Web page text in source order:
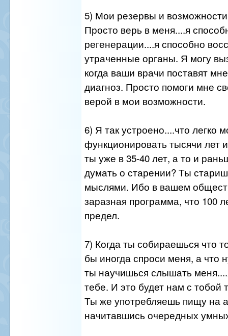
5) Мои резервы и
Просто верь в меня....я
регенерации....я способно
утраченные органы. Я могу
когда ваши врачи поставят
диагноз. Просто помоги мне
верой в мои возможности.
6) Я так устроено....что легко
функционировать тысячи лет
ты уже в 35-40 лет, а то и
думать о старении? Ты
мыслями. Ибо в вашем
заразная программа, что 100
предел.
7) Когда ты собираешься что
бы иногда спроси меня, а что
ты научишься слышать
тебе. И это будет нам с тобой
Ты же употребляешь пищу на
начитавшись очередных